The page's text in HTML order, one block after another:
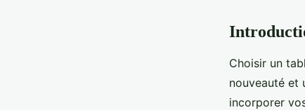
Choisir un
nouveauté et
incorporer